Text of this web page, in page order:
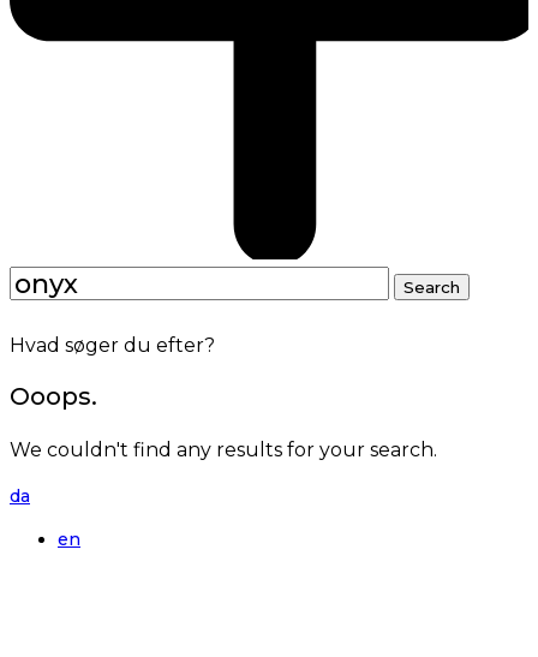
Search
for:
Search
Hvad søger du efter?
Ooops.
We couldn't find any results for your search.
da
en